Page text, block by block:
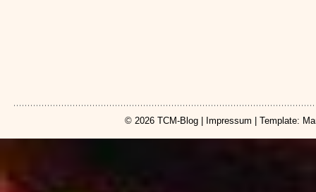
© 2026 TCM-Blog| Impressum | Template: